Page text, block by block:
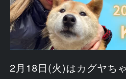
2月18日(火)はカグヤち